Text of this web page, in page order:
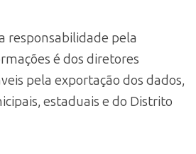
responsabilidade pela
é dos diretores
pela exportação dos dados,
estaduais e do Distrito